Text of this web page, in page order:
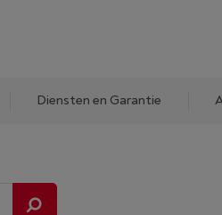
Diensten en Garantie